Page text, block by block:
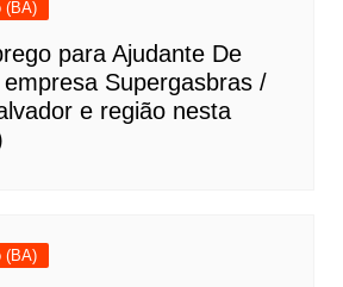
(BA)
para Ajudante De
Supergasbras /
e região nesta
(BA)